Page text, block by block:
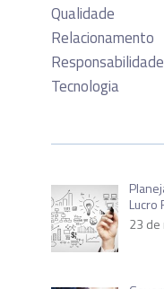
Qualidade
Relacionamento
Tecnologia
Lucro
23 de